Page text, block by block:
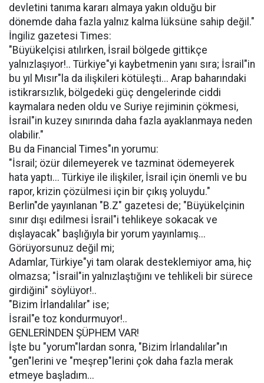
devletini tanıma kararı almaya yakın olduğu bir
dönemde daha fazla yalnız kalma lüksüne sahip değil."
İngiliz gazetesi Times:
"Büyükelçisi atılırken, İsrail bölgede gittikçe
yalnızlaşıyor!.. Türkiye"yi kaybetmenin yanı sıra; İsrail"in
bu yıl Mısır"la da ilişkileri kötüleşti... Arap baharındaki
istikrarsızlık, bölgedeki güç dengelerinde ciddi
kaymalara neden oldu ve Suriye rejiminin çökmesi,
İsrail"in kuzey sınırında daha fazla ayaklanmaya neden
olabilir."
Bu da Financial Times"ın yorumu:
"İsrail; özür dilemeyerek ve tazminat ödemeyerek
hata yaptı... Türkiye ile ilişkiler, İsrail için önemli ve bu
rapor, krizin çözülmesi için bir çıkış yoluydu."
Berlin"de yayınlanan "B.Z" gazetesi de; "Büyükelçinin
sınır dışı edilmesi İsrail"i tehlikeye sokacak ve
dışlayacak" başlığıyla bir yorum yayınlamış...
Görüyorsunuz değil mi;
Adamlar, Türkiye"yi tam olarak desteklemiyor ama, hiç
olmazsa; "İsrail"in yalnızlaştığını ve tehlikeli bir sürece
girdiğini" söylüyor!..
"Bizim İrlandalılar" ise;
İsrail"e toz kondurmuyor!..
GENLERİNDEN ŞÜPHEM VAR!
İşte bu "yorum"lardan sonra, "Bizim İrlandalılar"ın
"gen"lerini ve "meşrep"lerini çok daha fazla merak
etmeye başladım...